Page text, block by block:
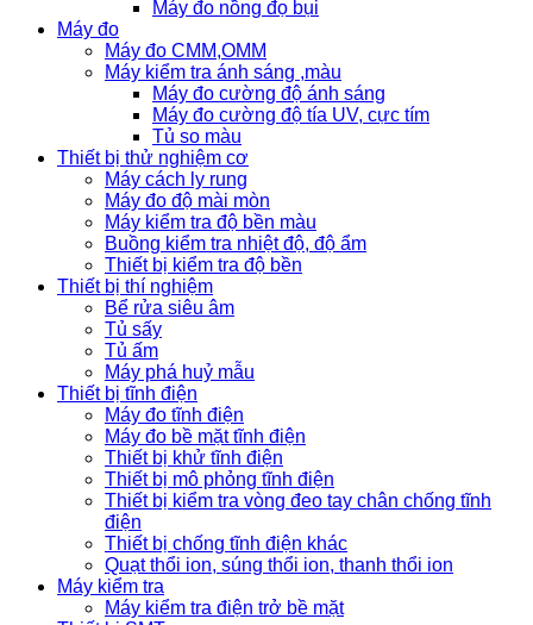
Máy đo nồng đọ bụi
Máy đo
Máy đo CMM,OMM
Máy kiểm tra ánh sáng ,màu
Máy đo cường độ ánh sáng
Máy đo cường độ tía UV, cực tím
Tủ so màu
Thiết bị thử nghiệm cơ
Máy cách ly rung
Máy đo độ mài mòn
Máy kiểm tra độ bền màu
Buồng kiểm tra nhiệt độ, độ ẩm
Thiết bị kiểm tra độ bền
Thiết bị thí nghiệm
Bể rửa siêu âm
Tủ sấy
Tủ ấm
Máy phá huỷ mẫu
Thiết bị tĩnh điện
Máy đo tĩnh điện
Máy đo bề mặt tĩnh điện
Thiết bị khử tĩnh điện
Thiết bị mô phỏng tĩnh điện
Thiết bị kiểm tra vòng đeo tay chân chống tĩnh
điện
Thiết bị chống tĩnh điện khác
Quạt thổi ion, súng thổi ion, thanh thổi ion
Máy kiểm tra
Máy kiểm tra điện trở bề mặt